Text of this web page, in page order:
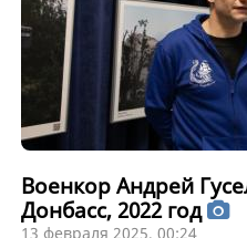
Военкор Андрей
Донбасс, 2022 год
13 февраля 2025, 00:24